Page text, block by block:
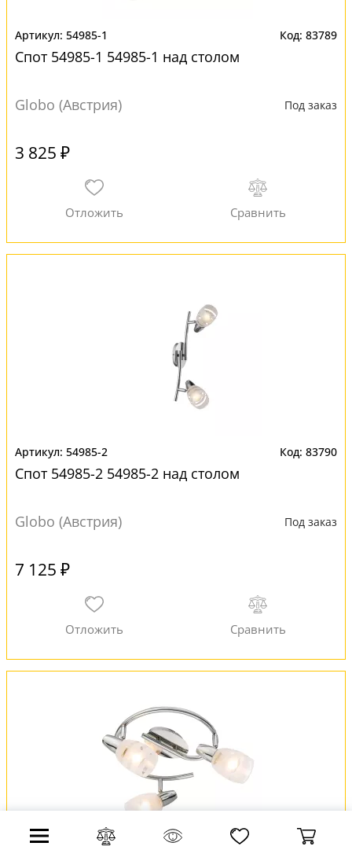
54985-1 83789
Спот 54985-1 54985-1 над столом
Globo (Австрия) Под заказ
3 825 ₽
54985-2 83790
Спот 54985-2 54985-2 над столом
Globo (Австрия) Под заказ
7 125 ₽